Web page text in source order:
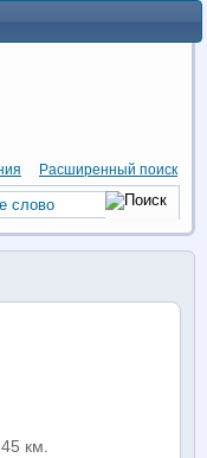
Расширенный поиск
км.